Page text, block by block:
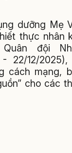
dưỡng Mẹ
thực nhân
đội
- 22/12/
cách mạng,
cho các